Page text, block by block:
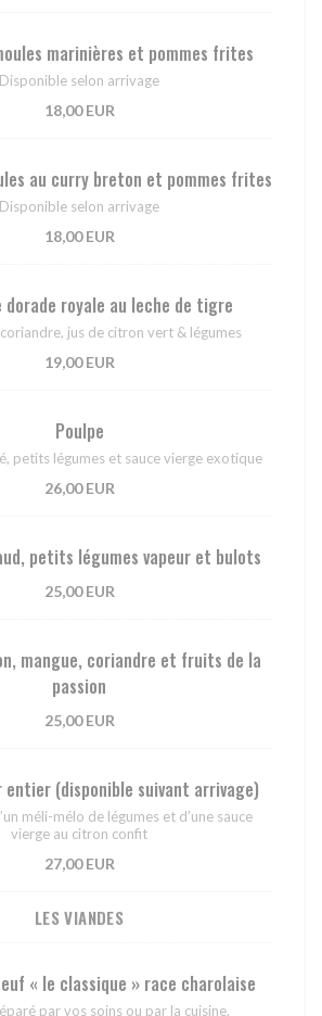
marinières et pommes frites
Disponible selon arrivage
18,00 EUR
au curry breton et pommes frites
Disponible selon arrivage
18,00 EUR
dorade royale au leche de tigre
jus de citron vert & légumes
19,00 EUR
Poulpe
petits légumes et sauce vierge exotique
26,00 EUR
petits légumes vapeur et bulots
25,00 EUR
mangue, coriandre et fruits de la
passion
25,00 EUR
entier (disponible suivant arrivage)
méli-mélo de légumes et d’une sauce
vierge au citron confit
27,00 EUR
LES VIANDES
« le classique » race charolaise
par vos soins ou par la cuisine.